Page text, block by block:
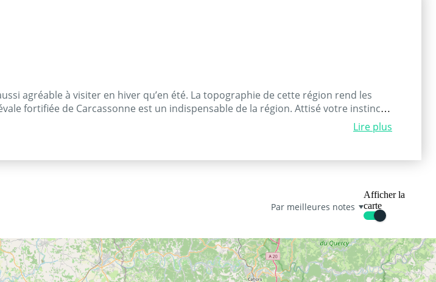
agréable à visiter en hiver qu’en été. La topographie de cette région rend les
fortifiée de Carcassonne est un indispensable de la région. Attisé votre instinct
Lire plus
Afficher la
carte